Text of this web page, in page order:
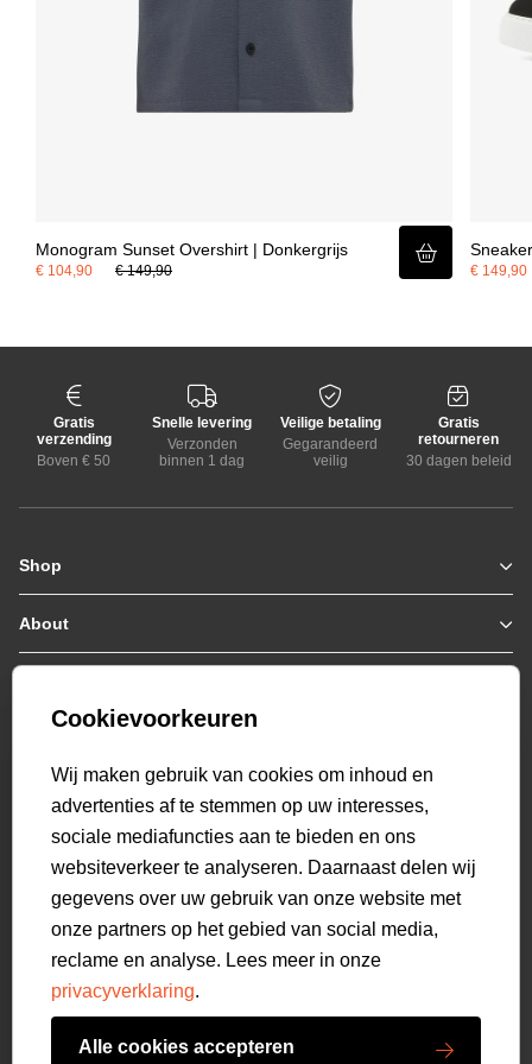
Monogram Sunset Overshirt | Donkergrijs
€ 104,90 € 149,90 € 149,90
Gratis
verzending
Boven € 50
Snelle levering
Verzonden
binnen 1 dag
Veilige betaling
Gegarandeerd
veilig
Gratis
retourneren
30 dagen beleid
Shop
Zomerjassen
Jassen / Coats
Colberts
Hoodies
Polo's
T-shirts
Overshirts
Overhemden
Sweatpants
Broeken
Short sweatpants
Shorts
Schoenen
Swimwear
About
Who we are
Genti X PSV
Bestellen & Betalen
Retourneren
Veelgestelde vragen
Mijn Account
beoordelingen
Cookievoorkeuren
Wij maken gebruik van cookies om inhoud en
advertenties af te stemmen op uw interesses,
sociale mediafuncties aan te bieden en ons
websiteverkeer te analyseren. Daarnaast delen wij
gegevens over uw gebruik van onze website met
onze partners op het gebied van social media,
reclame en analyse. Lees meer in onze
privacyverklaring.
Alle cookies accepteren